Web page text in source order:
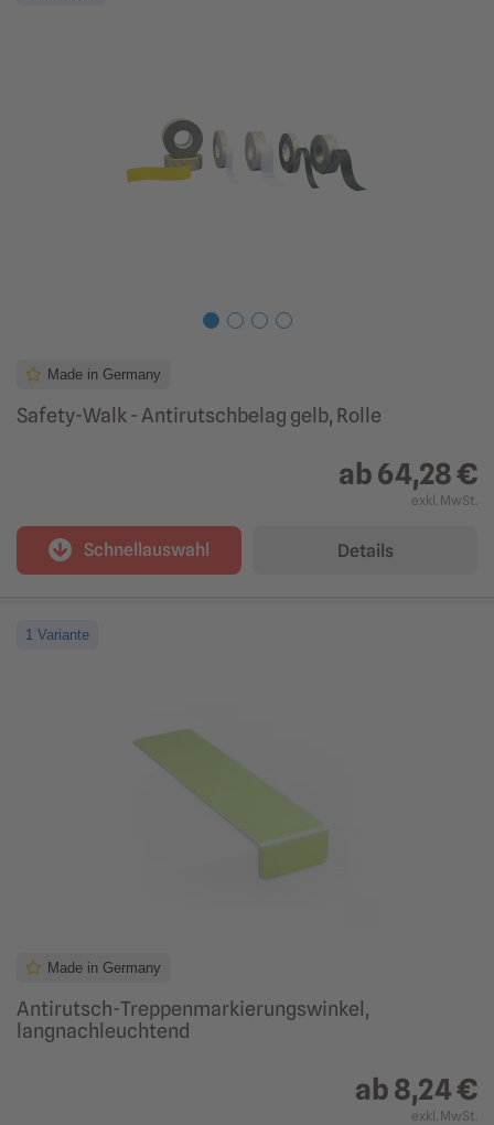
Made in Germany
Safety-Walk - Antirutschbelag gelb, Rolle
ab64,28 €
exkl. MwSt.
Schnellauswahl Details
1 Variante
Made in Germany
Antirutsch-Treppenmarkierungswinkel,
langnachleuchtend
ab8,24 €
exkl. MwSt.